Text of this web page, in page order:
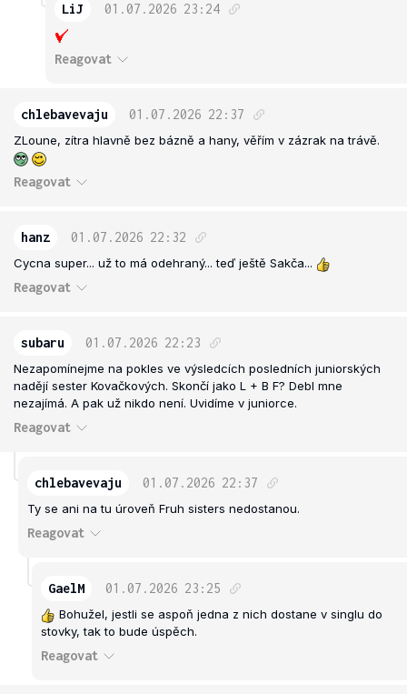
LiJ 01.07.2026 23:24
Reagovat
chlebavevaju 01.07.2026 22:37
ZLoune, zítra hlavně bez bázně a hany, věřím v zázrak na trávě.
Reagovat
hanz 01.07.2026 22:32
Cycna super... už to má odehraný... teď ještě Sakča...
Reagovat
subaru 01.07.2026 22:23
Nezapomínejme na pokles ve výsledcích posledních juniorských
nadějí sester Kovačkových. Skončí jako L + B F? Debl mne
nezajímá. A pak už nikdo není. Uvidíme v juniorce.
Reagovat
chlebavevaju 01.07.2026 22:37
Ty se ani na tu úroveň Fruh sisters nedostanou.
Reagovat
GaelM 01.07.2026 23:25
Bohužel, jestli se aspoň jedna z nich dostane v singlu do
stovky, tak to bude úspěch.
Reagovat